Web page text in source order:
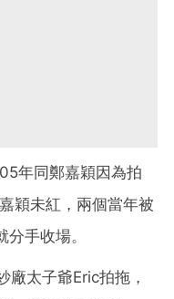
年同鄭嘉穎因為拍
穎未紅，兩個當年被
手收場。
廠太子爺Eric拍拖，